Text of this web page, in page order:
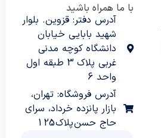
با ما همراه باشید
آدرس دفتر: قزوین. بلوار
شهید بابایی خیابان
دانشگاه کوچه مدنی
غربی پلاک 3 طبقه اول
واحد 6
آدرس فروشگاه: تهران،
بازار پانزده خرداد، سرای
حاج حسن پلاک 125